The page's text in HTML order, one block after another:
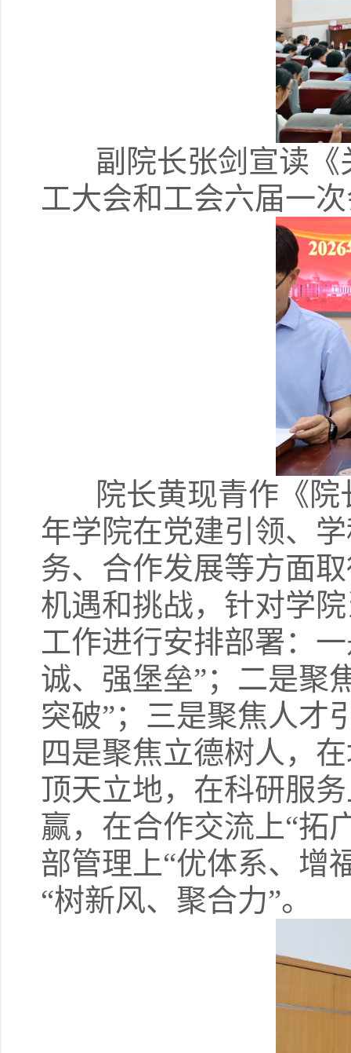
副院长张剑宣读《
工大会和工会六届一
院长黄现青作《院
年学院在党建引领、
务、合作发展等方面
机遇和挑战，针对学
工作进行安排部署：
诚、强堡垒”；二是聚
突破”；三是聚焦人才
四是聚焦立德树人，
顶天立地，在科研服
赢，在合作交流上“拓
部管理上“优体系、增
“树新风、聚合力”。